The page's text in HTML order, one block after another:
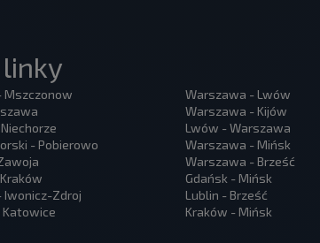
Mszczonow
- Pobierowo
Iwonicz-Zdroj
Warszawa - Lwów
Warszawa - Kijów
Lwów - Warszawa
Warszawa - Mińsk
Warszawa - Brześć
Gdańsk - Mińsk
Lublin - Brześć
Kraków - Mińsk